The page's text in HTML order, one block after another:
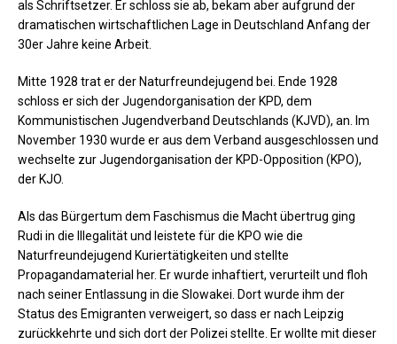
als Schriftsetzer. Er schloss sie ab, bekam aber aufgrund der
dramatischen wirtschaftlichen Lage in Deutschland Anfang der
30er Jahre keine Arbeit.
Mitte 1928 trat er der Naturfreundejugend bei. Ende 1928
schloss er sich der Jugendorganisation der KPD, dem
Kommunistischen Jugendverband Deutschlands (KJVD), an. Im
November 1930 wurde er aus dem Verband ausgeschlossen und
wechselte zur Jugendorganisation der KPD-Opposition (KPO),
der KJO.
Als das Bürgertum dem Faschismus die Macht übertrug ging
Rudi in die Illegalität und leistete für die KPO wie die
Naturfreundejugend Kuriertätigkeiten und stellte
Propagandamaterial her. Er wurde inhaftiert, verurteilt und floh
nach seiner Entlassung in die Slowakei. Dort wurde ihm der
Status des Emigranten verweigert, so dass er nach Leipzig
zurückkehrte und sich dort der Polizei stellte. Er wollte mit dieser